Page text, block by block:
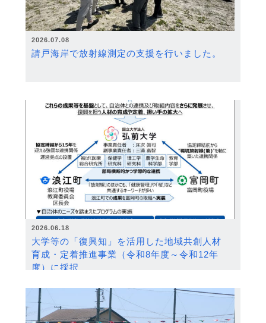
2026.07.08
請戸海岸で放射線測定の支援を行いました。
2026.06.18
大学等の「復興知」を活用した地域共創人材
育成・定着推進事業（令和8年度～令和12年
度）に採択